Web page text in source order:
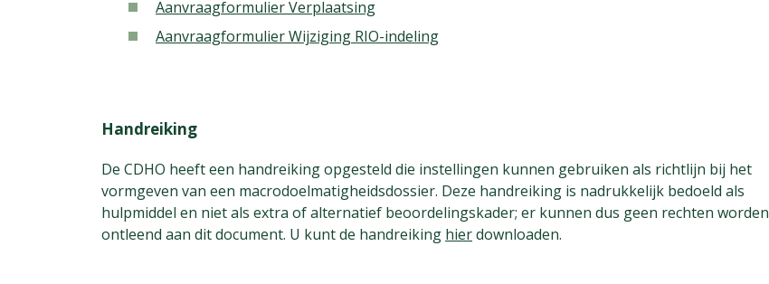
Aanvraagformulier Verplaatsing
Aanvraagformulier Wijziging RIO-indeling
Handreiking
De CDHO heeft een handreiking opgesteld die instellingen kunnen gebruiken als richtlijn bij het
vormgeven van een macrodoelmatigheidsdossier. Deze handreiking is nadrukkelijk bedoeld als
hulpmiddel en niet als extra of alternatief beoordelingskader; er kunnen dus geen rechten worden
ontleend aan dit document. U kunt de handreiking hierdownloaden.